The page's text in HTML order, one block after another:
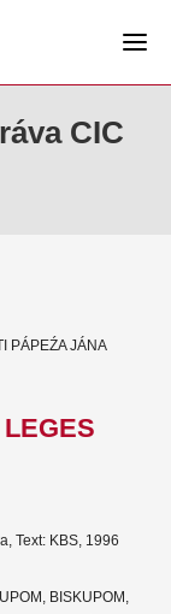
CIC
PÁPEŹA JÁNA
Text: KBS, 1996
BISKUPOM,